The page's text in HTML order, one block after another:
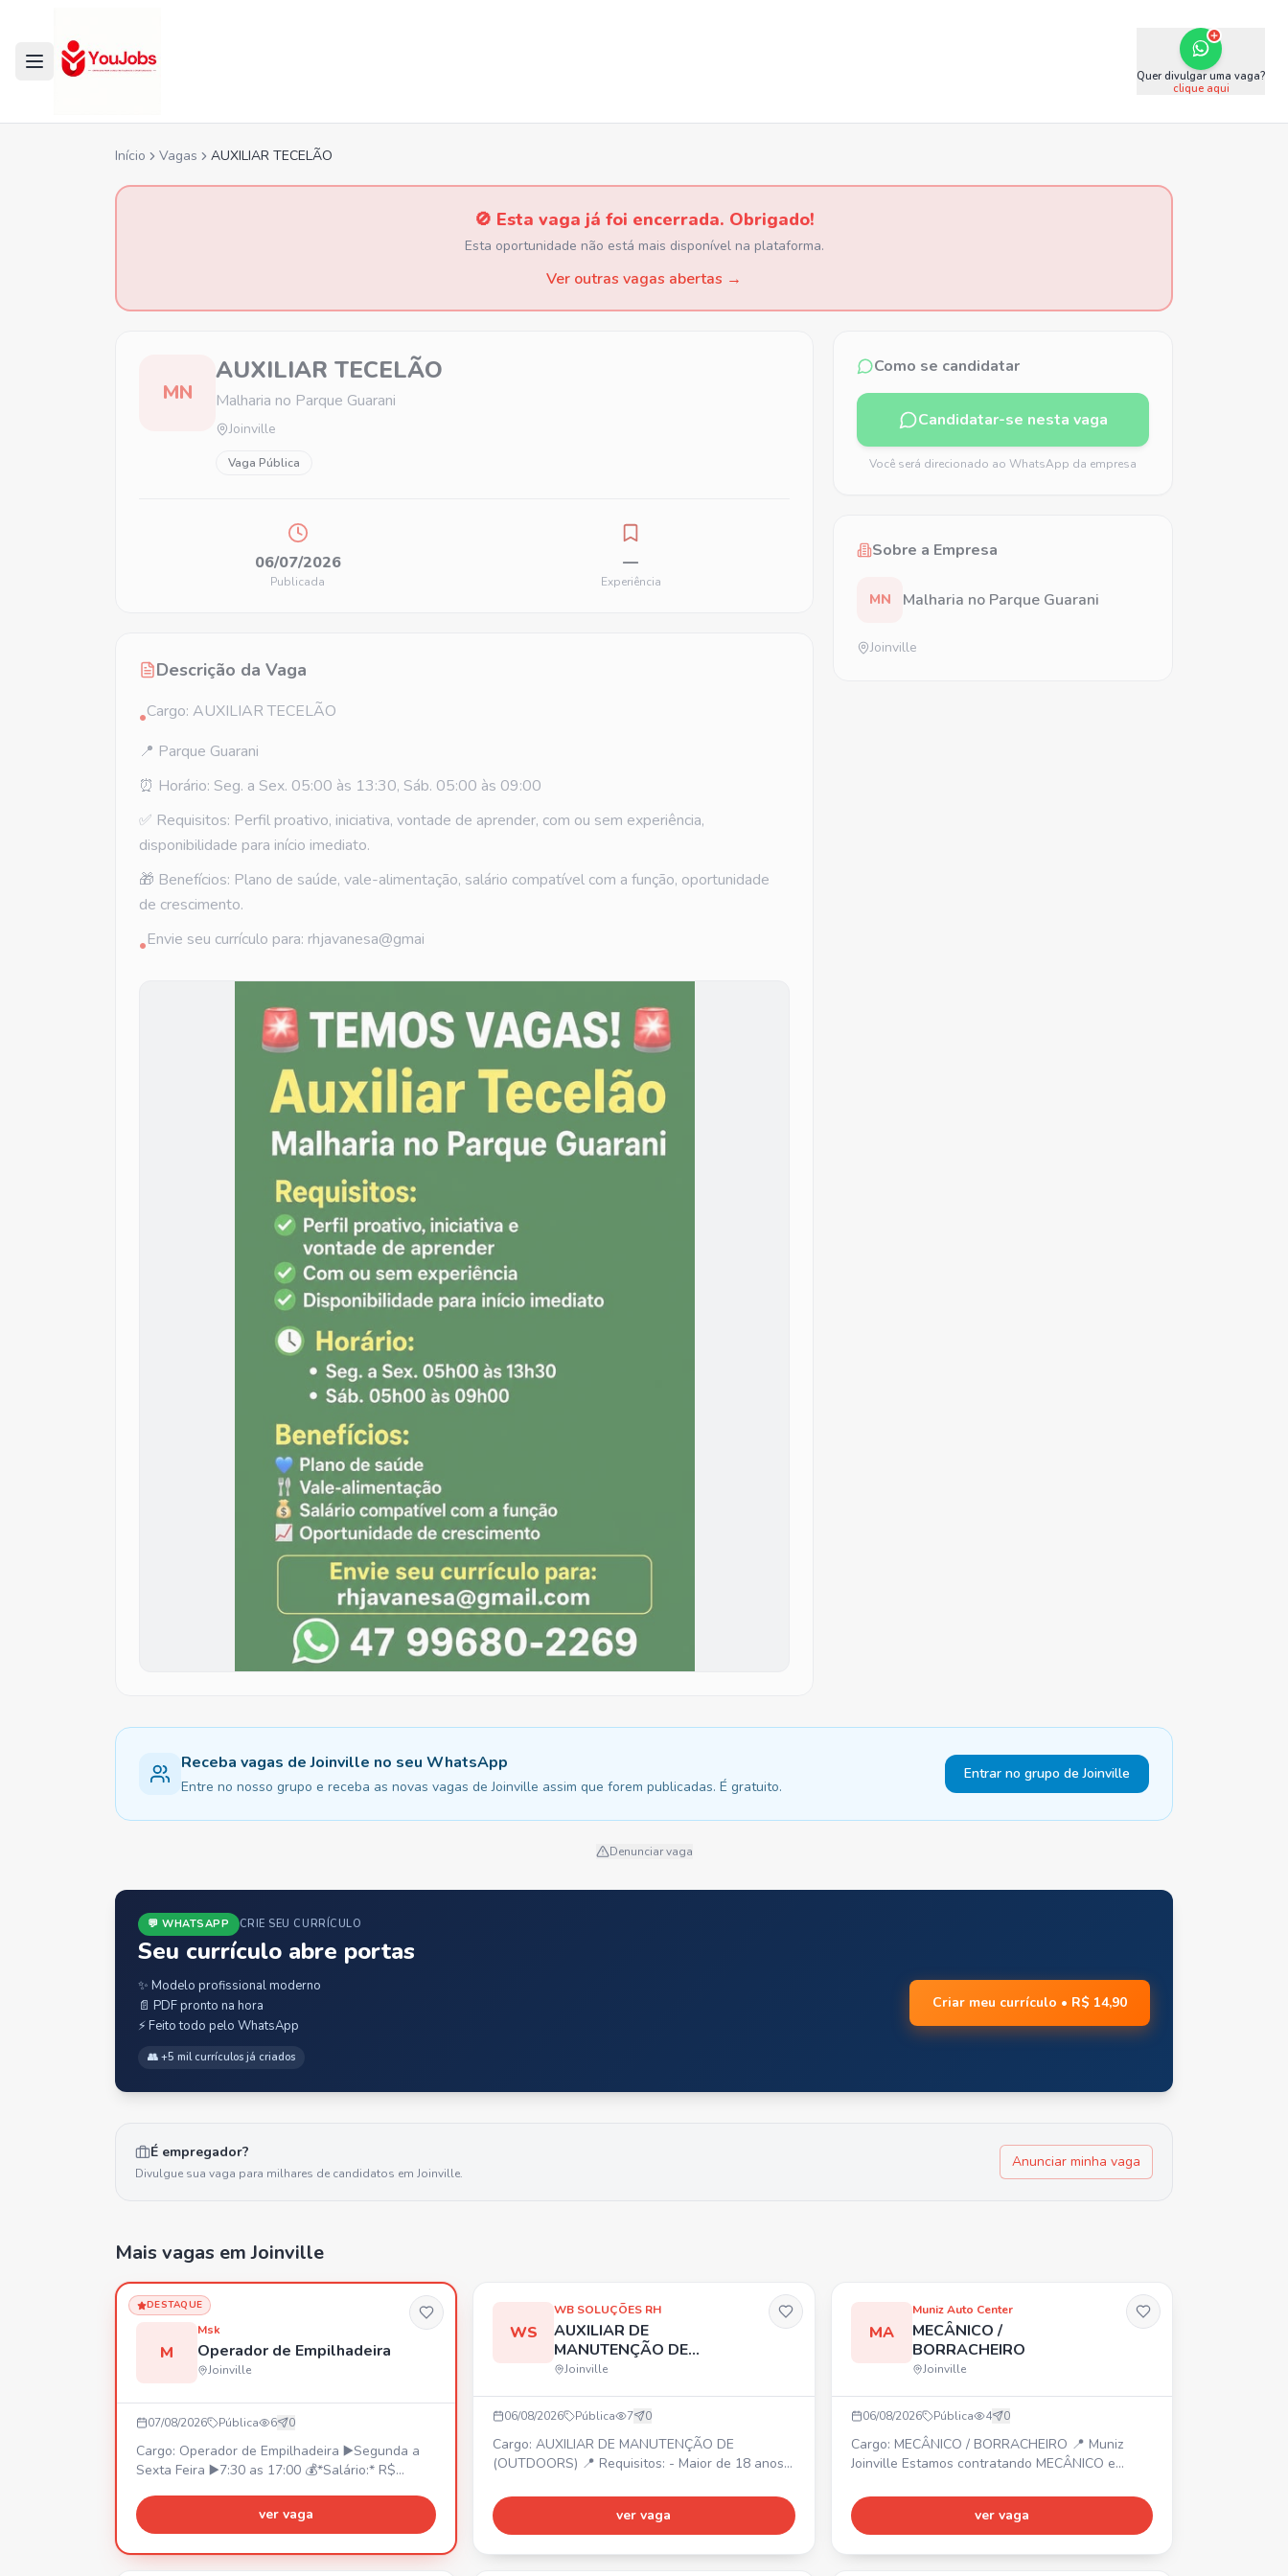
Quer divulgar uma vaga?
clique aqui
Início Vagas AUXILIAR TECELÃO
🚫 Esta vaga já foi encerrada. Obrigado!
Esta oportunidade não está mais disponível na plataforma.
Ver outras vagas abertas →
MN
AUXILIAR TECELÃO
Malharia no Parque Guarani
Joinville
Vaga Pública
06/07/2026
Publicada
—
Experiência
Descrição da Vaga
•Cargo: AUXILIAR TECELÃO
📍 Parque Guarani
⏰ Horário: Seg. a Sex. 05:00 às 13:30, Sáb. 05:00 às 09:00
✅ Requisitos: Perfil proativo, iniciativa, vontade de aprender, com ou sem experiência,
disponibilidade para início imediato.
🎁 Benefícios: Plano de saúde, vale-alimentação, salário compatível com a função, oportunidade
de crescimento.
•Envie seu currículo para: rhjavanesa@gmai
Como se candidatar
Candidatar-se nesta vaga
Você será direcionado ao WhatsApp da empresa
Sobre a Empresa
MN Malharia no Parque Guarani
Joinville
Receba vagas de Joinville no seu WhatsApp
Entre no nosso grupo e receba as novas vagas de Joinville assim que forem publicadas. É gratuito.
Entrar no grupo de Joinville
Denunciar vaga
💬 WHATSAPP CRIE SEU CURRÍCULO
Seu currículo abre portas
✨ Modelo profissional moderno
📄 PDF pronto na hora
⚡ Feito todo pelo WhatsApp
👥 +5 mil currículos já criados
Criar meu currículo • R$ 14,90
É empregador?
Divulgue sua vaga para milhares de candidatos em Joinville.
Anunciar minha vaga
Mais vagas em Joinville
DESTAQUE
M
Msk
Operador de Empilhadeira
Joinville
07/08/2026 Pública 6 0
Cargo: Operador de Empilhadeira ▶️Segunda a
Sexta Feira ▶️7:30 as 17:00 💰*Salário:* R$
(A partir da contratação)*. 🚌*V.T ou Vale
Combustível* (Não temos fretado) 🍽️*Refeição:*
ver vaga
WS
WB SOLUÇÕES RH
AUXILIAR DE
MANUTENÇÃO DE
(OUTDOORS)
Joinville
06/08/2026 Pública 7 0
Cargo: AUXILIAR DE MANUTENÇÃO DE
(OUTDOORS) 📍 Requisitos: - Maior de 18 anos -
comunicação visual - Conhecimento básico em
instalação, montagem ou serralheria -
Disponibilidade para trabalhar em altura e em
diferentes locais - Responsabilidade e vontade
ver vaga
MA
Muniz Auto Center
MECÂNICO /
BORRACHEIRO
Joinville
06/08/2026 Pública 4 0
Cargo: MECÂNICO / BORRACHEIRO 📍 Muniz
Joinville Estamos contratando MECÂNICO e
currículo para o número informado.
ver vaga